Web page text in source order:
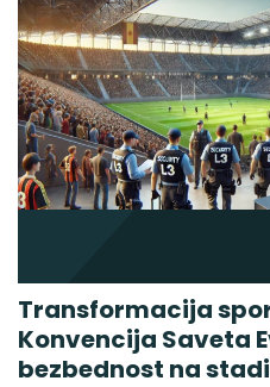
Transformacija
Konvencija Saveta
bezbednost na